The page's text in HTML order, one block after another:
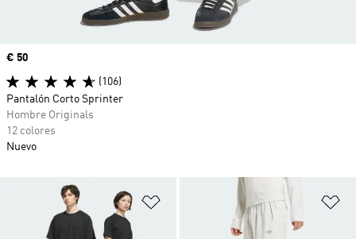
Añadir a la lista de deseos
Precio
€ 50
(106)
Pantalón Corto Sprinter
Hombre Originals
12 colores
Nuevo